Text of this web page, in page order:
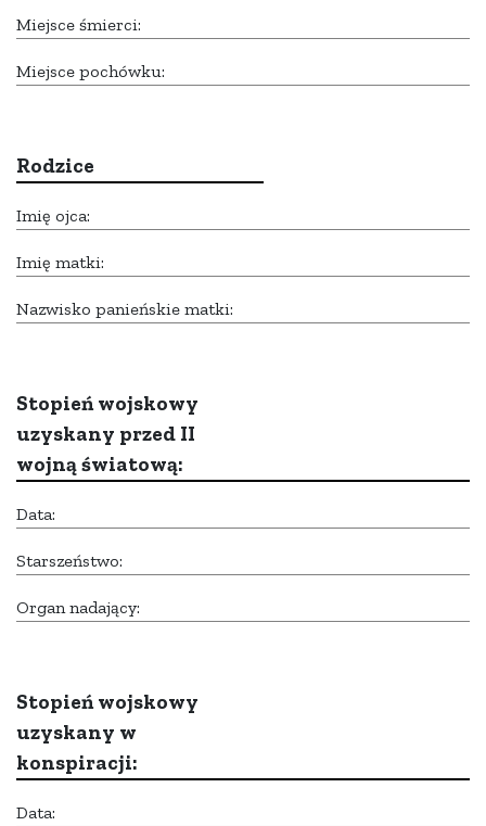
Miejsce śmierci:
Miejsce pochówku:
Rodzice
Imię ojca:
Imię matki:
Nazwisko panieńskie matki:
Stopień wojskowy
uzyskany przed II
wojną światową:
Data:
Starszeństwo:
Organ nadający:
Stopień wojskowy
uzyskany w
konspiracji:
Data: